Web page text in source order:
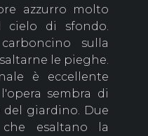
azzurro molto
di sfondo.
sulla
le pieghe.
è eccellente
sembra di
del giardino. Due
esaltano la